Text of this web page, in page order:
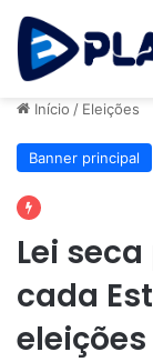
Início / Eleições
Banner principal
Lei
cada
eleições